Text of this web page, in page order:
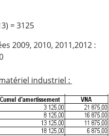
= 3125
2009, 2010, 2011,2012 :
industriel :